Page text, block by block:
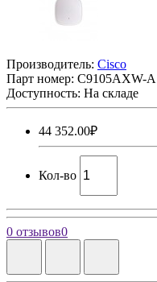
Производитель: Cisco
Парт номер: C9105AXW-A
Доступность: На складе
44 352.00₽
Кол-во
0 отзывов0